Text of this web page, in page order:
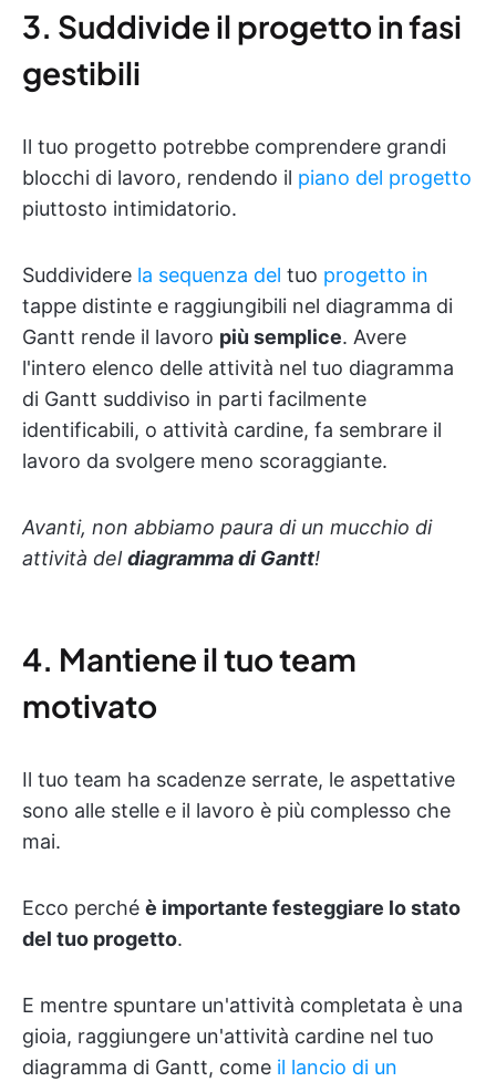
3. Suddivide il progetto in fasi
gestibili
Il tuo progetto potrebbe comprendere grandi
blocchi di lavoro, rendendo il piano del progetto
piuttosto intimidatorio.
Suddividere la sequenza del tuo progetto in
tappe distinte e raggiungibili nel diagramma di
Gantt rende il lavoro più semplice. Avere
l'intero elenco delle attività nel tuo diagramma
di Gantt suddiviso in parti facilmente
identificabili, o attività cardine, fa sembrare il
lavoro da svolgere meno scoraggiante.
Avanti, non abbiamo paura di un mucchio di
attività deldiagramma di Gantt!
4. Mantiene il tuo team
motivato
Il tuo team ha scadenze serrate, le aspettative
sono alle stelle e il lavoro è più complesso che
mai.
Ecco perché è importante festeggiare lo stato
del tuo progetto.
E mentre spuntare un'attività completata è una
gioia, raggiungere un'attività cardine nel tuo
diagramma di Gantt, come il lancio di un